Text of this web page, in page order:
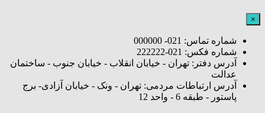
×
شماره تماس: 021- 000000
شماره فکس: 021-222222
آدرس دفتر: تهران - خیابان انقلاب - خیابان جنوب - ساختمان
عدالت
آدرس ارتباطات مردمی: تهران - ونک - خیابان آزادی- برج
پاستور - طبقه 6 - واحد 12